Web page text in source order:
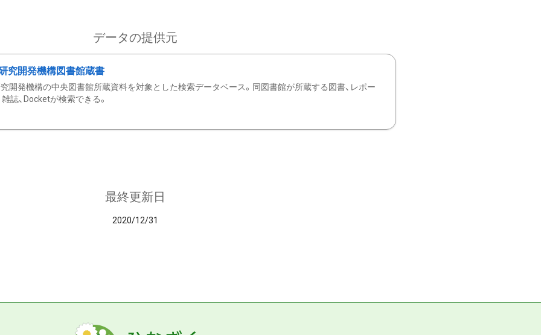
データの提供元
究開発機構図書館蔵書
開発機構の中央図書館所蔵資料を対象とした検索データベース。同図書館が所蔵する図書、レポー
雑誌、Docketが検索できる。
最終更新日
2020/12/31